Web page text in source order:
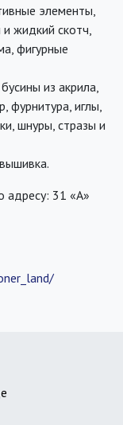
элементы,
и жидкий скотч,
фигурные
из акрила,
фурнитура, иглы,
шнуры, стразы и
31 «А»